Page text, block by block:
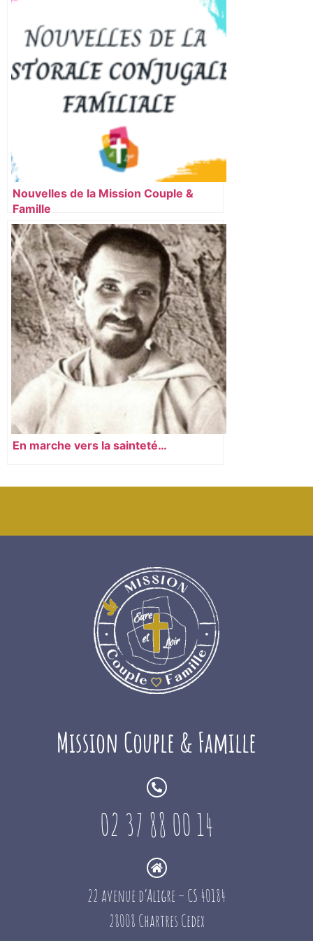
Nouvelles de la Mission Couple &
Famille
En marche vers la sainteté…
Mission Couple & Famille
02 37 88 00 14
22 avenue d’Aligre – CS 40184
28008 Chartres Cedex